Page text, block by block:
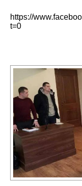
https://
t=0